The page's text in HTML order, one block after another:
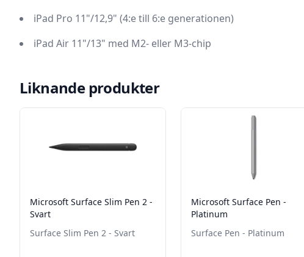
iPad Pro 11"/12,9" (4:e till 6:e generationen)
iPad Air 11"/13" med M2- eller M3-chip
Liknande produkter
Microsoft Surface Slim Pen 2 -
Svart
Surface Slim Pen 2 - Svart
Microsoft Surface Pen -
Platinum
Surface Pen - Platinum